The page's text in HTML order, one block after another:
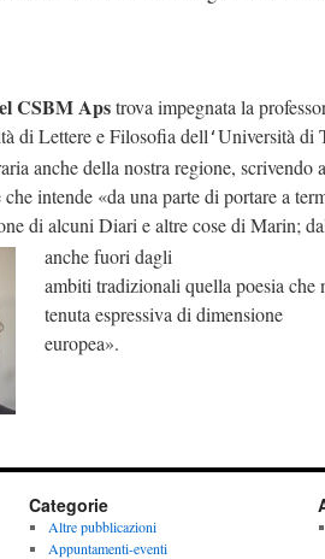
CSBM Apstrova impegnata la
di Lettere e Filosofia dell ‘ Università di
anche della nostra regione, scrivendo
intende «da una parte di portare a
di alcuni Diari e altre cose di Marin;
anche fuori dagli
ambiti tradizionali quella poesia che
tenuta espressiva di dimensione
europea».
Categorie
Altre pubblicazioni
Appuntamenti-eventi